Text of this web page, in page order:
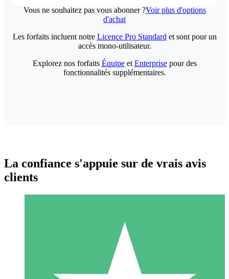
Vous ne souhaitez pas vous abonner ?Voir plus d'options
d'achat
Packs de Crédits Individuels
Payez à l'utilisation avec des crédits de téléchargement. Sans
Les forfaits incluent notre Licence Pro Standard et sont pour un
accès mono-utilisateur.
Explorez nos forfaits Équipeet Enterprisepour des
fonctionnalités supplémentaires.
La confiance s'appuie sur de vrais avis
clients